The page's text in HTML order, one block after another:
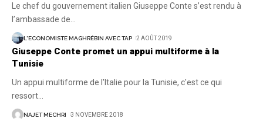
Le chef du gouvernement italien Giuseppe Conte s’est rendu à
l’ambassade de
L'ECONOMISTE MAGHRÉBIN AVEC TAP 2 AOÛT 2019
Giuseppe Conte promet un appui multiforme à la
Tunisie
Un appui multiforme de l'Italie pour la Tunisie, c'est ce qui
ressort
NAJET MECHRI 3 NOVEMBRE 2018